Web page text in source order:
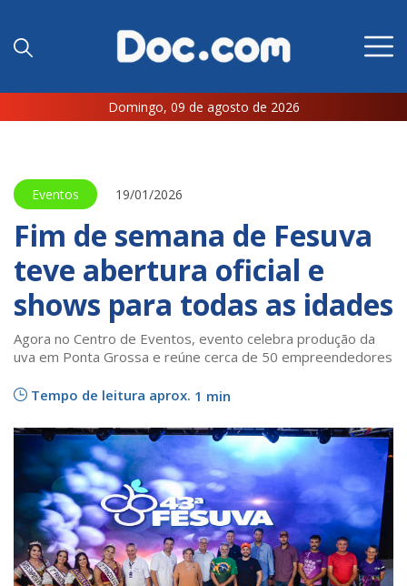
Domingo, 09 de agosto de 2026
Eventos 19/01/2026
Fim de semana de Fesuva
teve abertura oficial e
shows para todas as idades
Agora no Centro de Eventos, evento celebra produção da
uva em Ponta Grossa e reúne cerca de 50 empreendedores
Tempo de leitura aprox. 1 min